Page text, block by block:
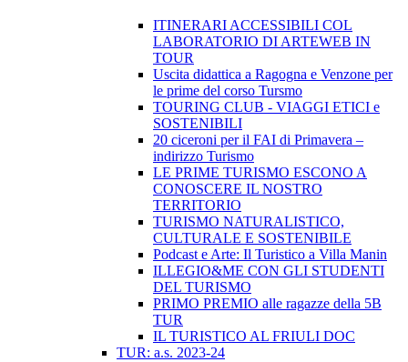
ITINERARI ACCESSIBILI COL
LABORATORIO DI ARTEWEB IN
TOUR
Uscita didattica a Ragogna e Venzone per
le prime del corso Tursmo
TOURING CLUB - VIAGGI ETICI e
SOSTENIBILI
20 ciceroni per il FAI di Primavera –
indirizzo Turismo
LE PRIME TURISMO ESCONO A
CONOSCERE IL NOSTRO
TERRITORIO
TURISMO NATURALISTICO,
CULTURALE E SOSTENIBILE
Podcast e Arte: Il Turistico a Villa Manin
ILLEGIO&ME CON GLI STUDENTI
DEL TURISMO
PRIMO PREMIO alle ragazze della 5B
TUR
IL TURISTICO AL FRIULI DOC
TUR: a.s. 2023-24